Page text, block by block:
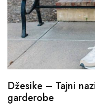
Džesike – Tajni
garderobe